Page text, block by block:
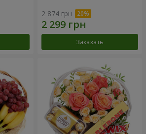
2 874 грн
Заказать